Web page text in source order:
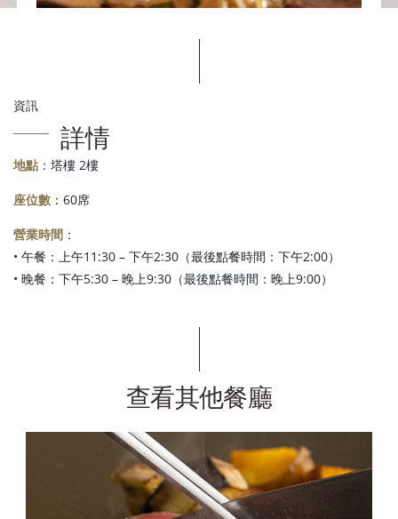
資訊
詳情
地點 ：塔樓 2樓
座位數 ：60席
營業時間 ：
• 午餐：上午11:30 – 下午2:30（最後點餐時間：下午2:00）
• 晚餐：下午5:30 – 晚上9:30（最後點餐時間：晚上9:00）
查看其他餐廳